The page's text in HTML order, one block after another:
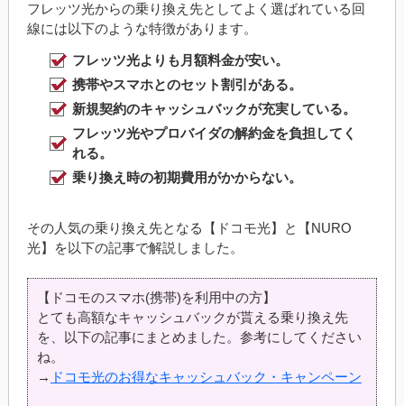
フレッツ光からの乗り換え先としてよく選ばれている回
線には以下のような特徴があります。
フレッツ光よりも月額料金が安い。
携帯やスマホとのセット割引がある。
新規契約のキャッシュバックが充実している。
フレッツ光やプロバイダの解約金を負担してく
れる。
乗り換え時の初期費用がかからない。
その人気の乗り換え先となる【ドコモ光】と【NURO
光】を以下の記事で解説しました。
【ドコモのスマホ(携帯)を利用中の方】
とても高額なキャッシュバックが貰える乗り換え先
を、以下の記事にまとめました。参考にしてください
ね。
→ ドコモ光のお得なキャッシュバック・キャンペーン